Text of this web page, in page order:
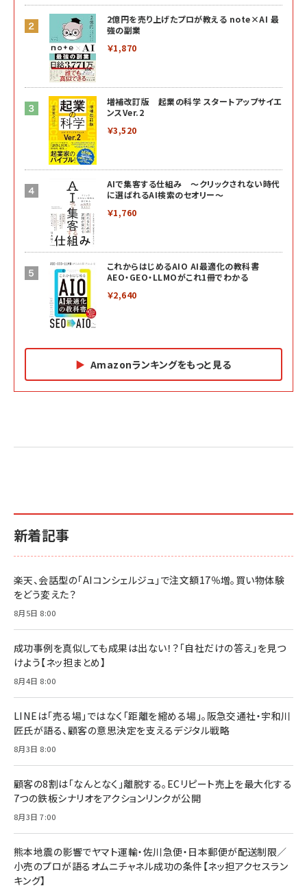
2億円を売り上げたプロが教える note×AI 最
強の副業
￥1,870
増補改訂版 起業の科学 スタートアップサイエ
ンスVer.2
￥3,520
AIで集客する仕組み ～クリックされない時代
に選ばれるAI検索のセオリー～
￥1,760
これからはじめるAIO AI最適化の教科書
AEO・GEO・LLMOがこれ1冊でわかる
￥2,640
Amazonランキングをもっと見る
2億円を売り上げたプロが教える note×AI 最強の
小さな会社は戦略が9割
￥1,815
る時代の成長戦略
￥2,420
￥2,200
anan(アンアン)2026/07/01号 No.2501[魅せる
anan(アンアン)2026/06/24号 No.2500増刊
anan(アンアン)2026/07/08号 No.2502[2026
ママ投資家が育休中に１億貯めた株式投資
￥1,870
組織の成果を最大化する ルールのデザイン
￥1,980
Amazonランキングをもっと見る
ベインキャピタル 企業価値向上力の秘密
ルな本質」
￥2,750
新着記事
楽天、会話型の「AIコンシェルジュ」で注文額17％増。買い物体験
をどう変えた？
8月5日 8:00
成功事例を真似しても成果は出ない！？「自社だけの答え」を見つ
けよう【ネッ担まとめ】
8月4日 8:00
LINEは「売る場」ではなく「距離を縮める場」。阪急交通社・宇和川
匠氏が語る、顧客の意思決定を支えるデジタル戦略
8月3日 8:00
顧客の8割は「なんとなく」離脱する。ECリピート売上を最大化する
7つの鉄板シナリオをアクションリンクが公開
8月3日 7:00
熊本地震の影響でヤマト運輸・佐川急便・日本郵便が配送制限／
小売のプロが語るオムニチャネル成功の条件【ネッ担アクセスラン
キング】